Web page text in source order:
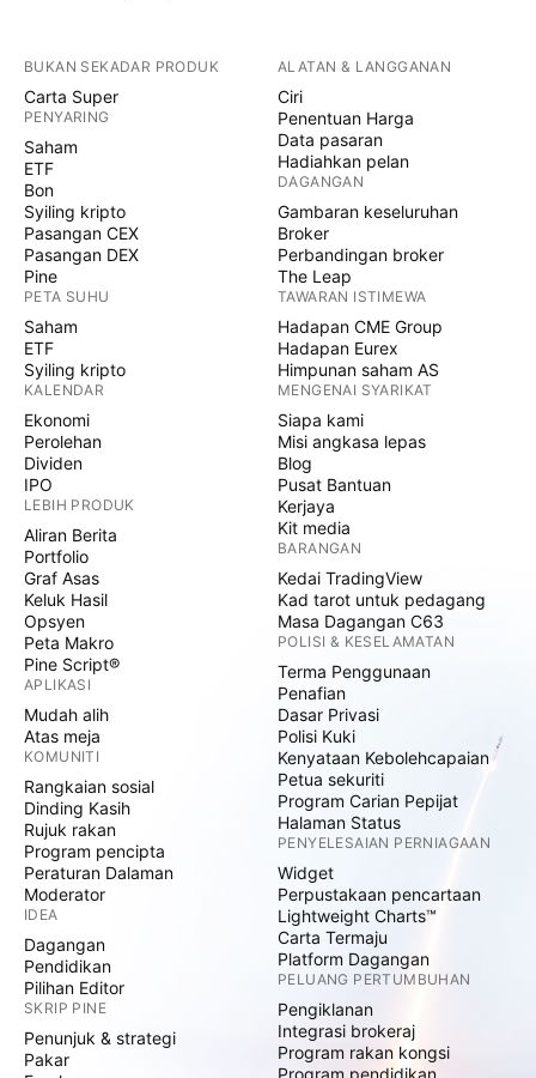
BUKAN SEKADAR PRODUK
Carta Super
PENYARING
Saham
ETF
Bon
Syiling kripto
Pasangan CEX
Pasangan DEX
Pine
PETA SUHU
Saham
ETF
Syiling kripto
KALENDAR
Ekonomi
Perolehan
Dividen
IPO
LEBIH PRODUK
Aliran Berita
Portfolio
Graf Asas
Keluk Hasil
Opsyen
Peta Makro
Pine Script®
APLIKASI
Mudah alih
Atas meja
KOMUNITI
Rangkaian sosial
Dinding Kasih
Rujuk rakan
Program pencipta
Peraturan Dalaman
Moderator
IDEA
Dagangan
Pendidikan
Pilihan Editor
SKRIP PINE
Penunjuk & strategi
Pakar
ALATAN & LANGGANAN
Ciri
Penentuan Harga
Data pasaran
Hadiahkan pelan
DAGANGAN
Gambaran keseluruhan
Broker
Perbandingan broker
The Leap
TAWARAN ISTIMEWA
Hadapan CME Group
Hadapan Eurex
Himpunan saham AS
MENGENAI SYARIKAT
Siapa kami
Misi angkasa lepas
Blog
Pusat Bantuan
Kerjaya
Kit media
BARANGAN
Kedai TradingView
Kad tarot untuk pedagang
Masa Dagangan C63
POLISI & KESELAMATAN
Terma Penggunaan
Penafian
Dasar Privasi
Polisi Kuki
Kenyataan Kebolehcapaian
Petua sekuriti
Program Carian Pepijat
Halaman Status
PENYELESAIAN PERNIAGAAN
Widget
Perpustakaan pencartaan
Lightweight Charts™
Carta Termaju
Platform Dagangan
PELUANG PERTUMBUHAN
Pengiklanan
Integrasi brokeraj
Program rakan kongsi
Program pendidikan